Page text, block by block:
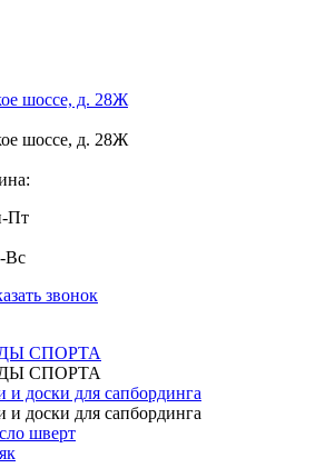
шоссе, д. 28Ж
шоссе, д. 28Ж
Пт
Вс
звонок
СПОРТА
СПОРТА
и доски для сапбординга
и доски для сапбординга
шверт